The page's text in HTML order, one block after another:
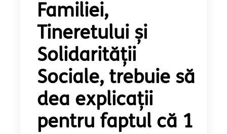
Familiei,
Tineretului și
Solidarității
Sociale, trebuie să
dea explicații
pentru faptul că 1